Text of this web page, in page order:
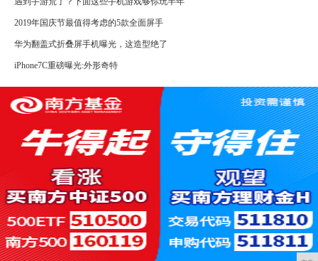
2019年国庆节最值得考虑的5款全面屏手
华为翻盖式折叠屏手机曝光，这造型绝了
iPhone7C重磅曝光:外形奇特